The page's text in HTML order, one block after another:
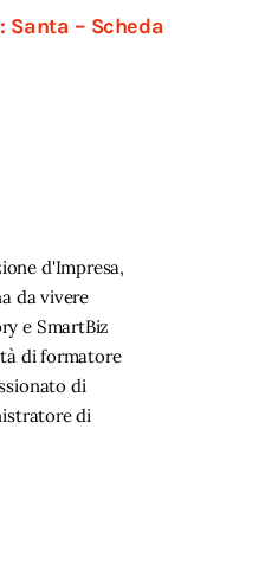
Santa – Scheda
d'Impresa,
da vivere
e SmartBiz
di formatore
di
di